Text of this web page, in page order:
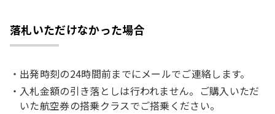
落札いただけなかった場合
出発時刻の24時間前までにメールでご連絡します。
入札金額の引き落としは行われません。ご購入いただ
いた航空券の搭乗クラスでご搭乗ください。